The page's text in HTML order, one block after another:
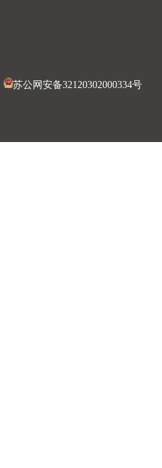
苏公网安备32120302000334号